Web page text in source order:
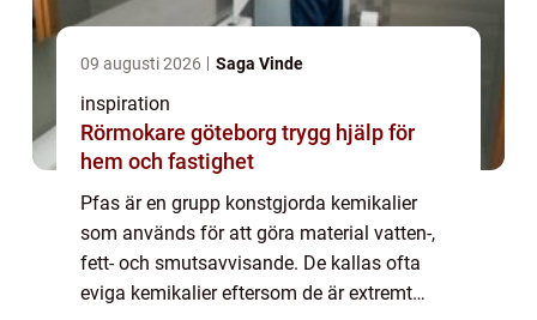
09 augusti 2026 Saga Vinde
inspiration
Rörmokare göteborg trygg hjälp för
hem och fastighet
Pfas är en grupp konstgjorda kemikalier
som används för att göra material vatten-,
fett- och smutsavvisande. De kallas ofta
eviga kemikalier eftersom de är extremt